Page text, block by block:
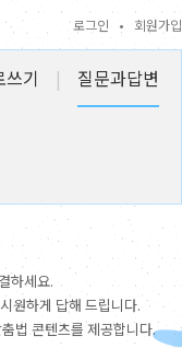
로그인 • 회원가입
쓰기 | 질문과답변
하세요.
원하게 답해 드립니다.
법 콘텐츠를 제공합니다.